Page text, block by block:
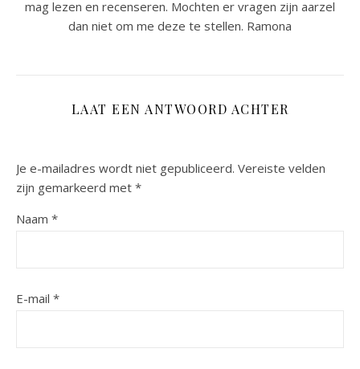
mag lezen en recenseren. Mochten er vragen zijn aarzel
dan niet om me deze te stellen. Ramona
LAAT EEN ANTWOORD ACHTER
Je e-mailadres wordt niet gepubliceerd. Vereiste velden
zijn gemarkeerd met *
Naam *
E-mail *